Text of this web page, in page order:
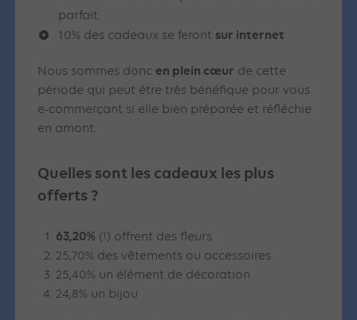
parfait.
10% des cadeaux se feront sur internet
Nous sommes donc en plein cœur de cette
période qui peut être très bénéfique pour vous
e-commerçant si elle bien préparée et réfléchie
en amont.
Quelles sont les cadeaux les plus
offerts ?
63,20% (!) offrent des fleurs
25,70% des vêtements ou accessoires
25,40% un élément de décoration
24,8% un bijou